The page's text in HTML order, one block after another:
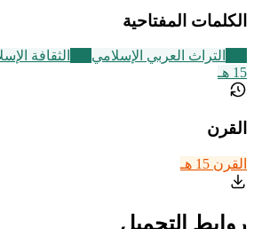
الكلمات المفتاحية
التراث العربي الإسلامي الثقافة
15 هـ
القرن
القرن 15 هـ
روابط التحميل